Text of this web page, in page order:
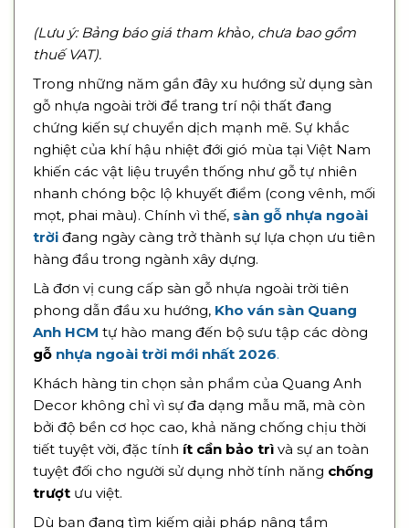
(Lưu ý: Bảng báo giá tham khảo, chưa bao gồm
thuế VAT).
Trong những năm gần đây xu hướng sử dụng sàn
gỗ nhựa ngoài trời để trang trí nội thất đang
chứng kiến sự chuyển dịch mạnh mẽ. Sự khắc
nghiệt của khí hậu nhiệt đới gió mùa tại Việt Nam
khiến các vật liệu truyền thống như gỗ tự nhiên
nhanh chóng bộc lộ khuyết điểm (cong vênh, mối
mọt, phai màu). Chính vì thế, sàn gỗ nhựa ngoài
trời đang ngày càng trở thành sự lựa chọn ưu tiên
hàng đầu trong ngành xây dựng.
Là đơn vị cung cấp sàn gỗ nhựa ngoài trời tiên
phong dẫn đầu xu hướng, Kho ván sàn Quang
Anh HCM tự hào mang đến bộ sưu tập các dòng
gỗ nhựa ngoài trời mới nhất 2026.
Khách hàng tin chọn sản phẩm của Quang Anh
Decor không chỉ vì sự đa dạng mẫu mã, mà còn
bởi độ bền cơ học cao, khả năng chống chịu thời
tiết tuyệt vời, đặc tính ít cần bảo trì và sự an toàn
tuyệt đối cho người sử dụng nhờ tính năng chống
trượt ưu việt.
Dù bạn đang tìm kiếm giải pháp nâng tầm